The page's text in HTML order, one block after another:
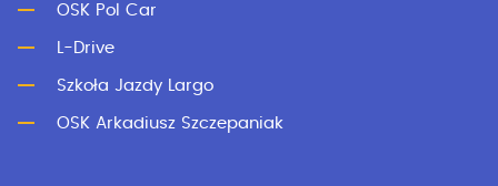
OSK Pol Car
L-Drive
Szkoła Jazdy Largo
OSK Arkadiusz Szczepaniak